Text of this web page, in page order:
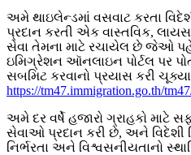
અમે થાઇલેન્ડમાં વસવાટ કરતા
પ્રદાન કરતી એક વાસ્તવિક,
સેવા તેમના માટે રચાયેલ છે જેઓ
ઇમિગ્રેશન ઑનલાઇન પોર્ટલ પર
સબમિટ કરવાનો પ્રયાસ કરી
https://tm47.immigration.go.th/
અમે દર વર્ષે હજારો ગ્રાહકો માટે
સેવાઓ પ્રદાન કરી છે, અને વિદેશી
નિર્ભરતા અને વિશ્વસનીયતાનો